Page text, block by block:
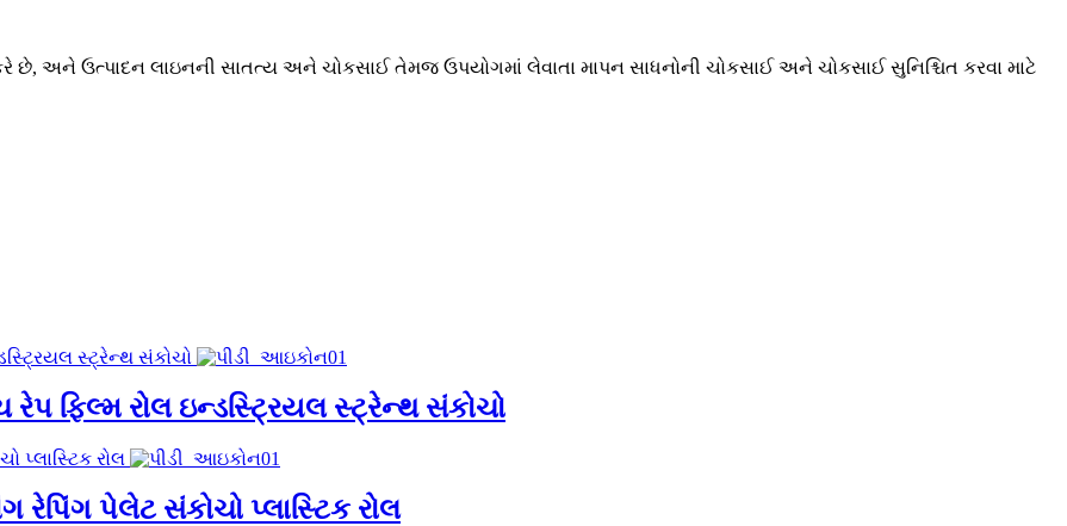
અને ઉત્પાદન લાઇનની સાતત્ય અને ચોકસાઈ તેમજ ઉપયોગમાં લેવાતા માપન સાધનોની ચોકસાઈ અને ચોકસાઈ સુનિશ્ચિત કરવા માટે
ફિલ્મ રોલ ઇન્ડસ્ટ્રિયલ સ્ટ્રેન્થ સંકોચો
રેપિંગ પેલેટ સંકોચો પ્લાસ્ટિક રોલ